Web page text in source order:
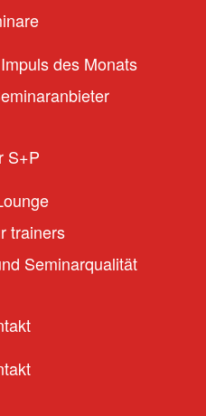
des Monats
S+P
trainers
Seminarqualität